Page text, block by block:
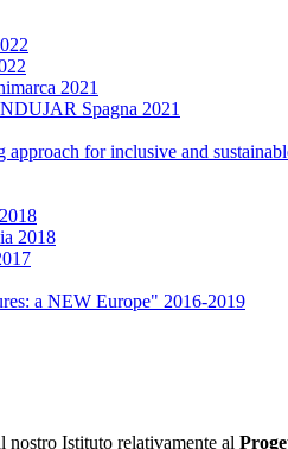
2021
Spagna 2021
for inclusive and
2018
a NEW Europe" 2016-2019
nostro Istituto relativamente al